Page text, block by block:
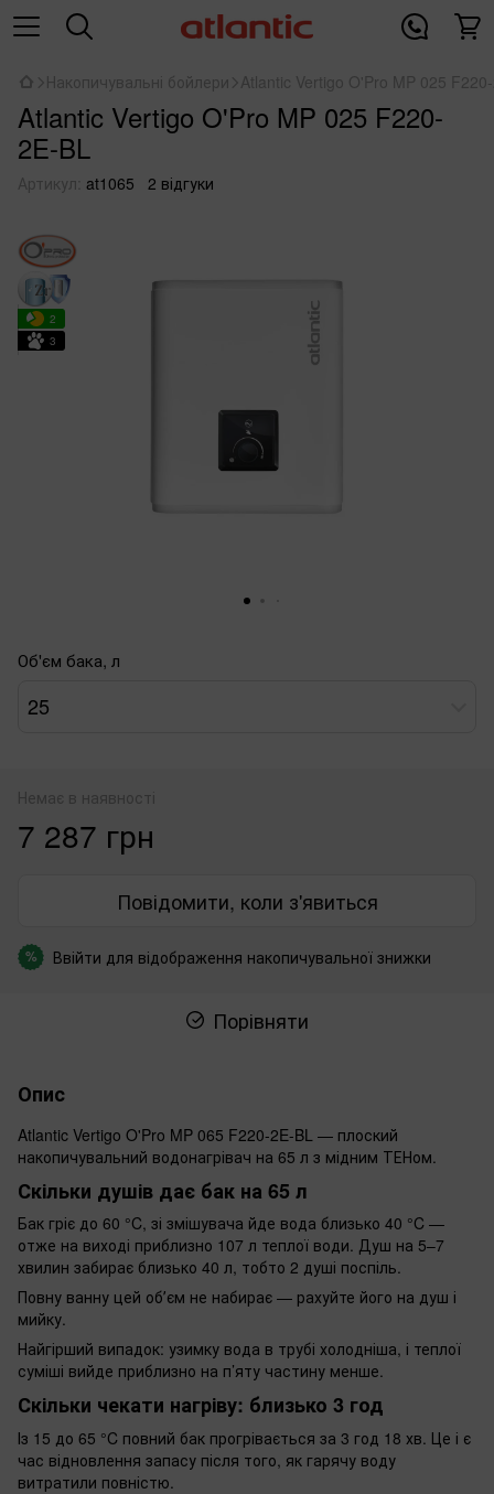
Накопичувальні бойлери Atlantic Vertigo O'Pro MP 025
Atlantic Vertigo O'Pro MP 025 F220-
2E-BL
Артикул: at1065 2 відгуки
2
3
Об'єм бака, л
25
Немає в наявності
7 287 грн
Повідомити, коли з'явиться
% Ввійти для відображення накопичувальної знижки
Порівняти
Опис
Atlantic Vertigo O'Pro MP 065 F220-2E-BL — плоский
накопичувальний водонагрівач на 65 л з мідним ТЕНом.
Скільки душів дає бак на 65 л
Бак гріє до 60 °C, зі змішувача йде вода близько 40 °C —
отже на виході приблизно 107 л теплої води. Душ на 5–7
хвилин забирає близько 40 л, тобто 2 душі поспіль.
Повну ванну цей обʼєм не набирає — рахуйте його на душ і
мийку.
Найгірший випадок: узимку вода в трубі холодніша, і теплої
суміші вийде приблизно на п’яту частину менше.
Скільки чекати нагріву: близько 3 год
Із 15 до 65 °C повний бак прогрівається за 3 год 18 хв. Це і є
час відновлення запасу після того, як гарячу воду
витратили повністю.